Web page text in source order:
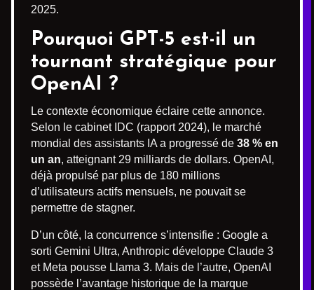
2025.
Pourquoi GPT-5 est-il un
tournant stratégique pour
OpenAI ?
Le contexte économique éclaire cette annonce.
Selon le cabinet IDC (rapport 2024), le marché
mondial des assistants IA a progressé de 38 % en
un an, atteignant 29 milliards de dollars. OpenAI,
déjà propulsé par plus de 180 millions
d’utilisateurs actifs mensuels, ne pouvait se
permettre de stagner.
D’un côté, la concurrence s’intensifie : Google a
sorti Gemini Ultra, Anthropic développe Claude 3
et Meta pousse Llama 3. Mais de l’autre, OpenAI
possède l’avantage historique de la marque